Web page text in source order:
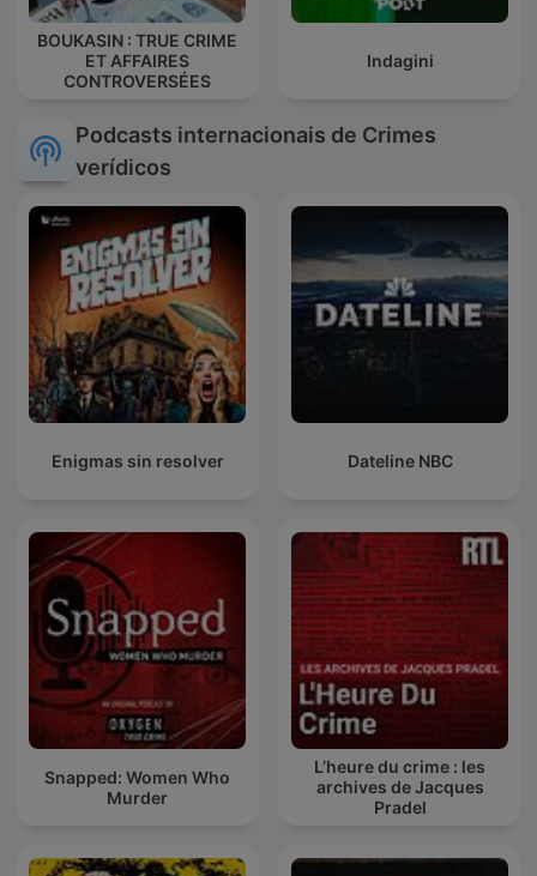
BOUKASIN : TRUE CRIME
ET AFFAIRES
CONTROVERSÉES
Indagini
Podcasts internacionais de Crimes
verídicos
Enigmas sin resolver Dateline NBC
Snapped: Women Who
Murder
L’heure du crime : les
archives de Jacques
Pradel